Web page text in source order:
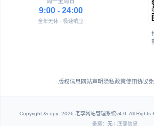
9:00 - 24:00
全年无休 · 极速响应
版权信息网站声明 隐私政策使用协议
Copyright &copy; 2026 老李网站管理系统v4.0. All Rights
备案： 无| 底部信息